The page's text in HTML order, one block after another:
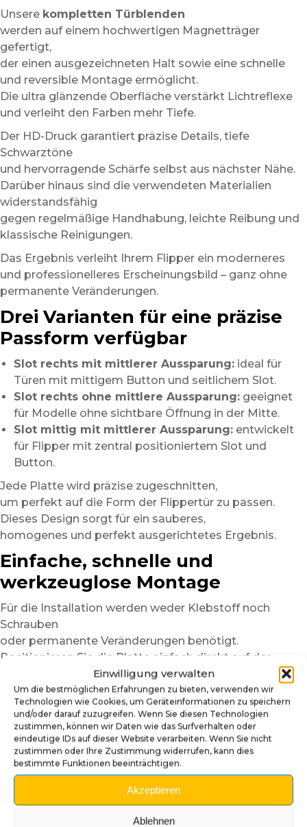
Einwilligung verwalten
Um die bestmöglichen Erfahrungen zu bieten, verwenden wir
Technologien wie Cookies, um Geräteinformationen zu speichern
und/oder darauf zuzugreifen. Wenn Sie diesen Technologien
zustimmen, können wir Daten wie das Surfverhalten oder
eindeutige IDs auf dieser Website verarbeiten. Wenn Sie nicht
zustimmen oder Ihre Zustimmung widerrufen, kann dies
bestimmte Funktionen beeinträchtigen.
Akzeptieren
Ablehnen
Unsere kompletten Türblenden
werden auf einem hochwertigen Magnetträger
gefertigt,
der einen ausgezeichneten Halt sowie eine schnelle
und reversible Montage ermöglicht.
Die ultra glänzende Oberfläche verstärkt Lichtreflexe
und verleiht den Farben mehr Tiefe.
Der HD-Druck garantiert präzise Details, tiefe
Schwarztöne
und hervorragende Schärfe selbst aus nächster Nähe.
Darüber hinaus sind die verwendeten Materialien
widerstandsfähig
gegen regelmäßige Handhabung, leichte Reibung und
klassische Reinigungen.
Das Ergebnis verleiht Ihrem Flipper ein moderneres
und professionelleres Erscheinungsbild – ganz ohne
permanente Veränderungen.
Drei Varianten für eine präzise
Passform verfügbar
Slot rechts mit mittlerer Aussparung: ideal für
Türen mit mittigem Button und seitlichem Slot.
Slot rechts ohne mittlere Aussparung: geeignet
für Modelle ohne sichtbare Öffnung in der Mitte.
Slot mittig mit mittlerer Aussparung: entwickelt
für Flipper mit zentral positioniertem Slot und
Button.
Jede Platte wird präzise zugeschnitten,
um perfekt auf die Form der Flippertür zu passen.
Dieses Design sorgt für ein sauberes,
homogenes und perfekt ausgerichtetes Ergebnis.
Einfache, schnelle und
werkzeuglose Montage
Für die Installation werden weder Klebstoff noch
Schrauben
oder permanente Veränderungen benötigt.
Positionieren Sie die Platte einfach direkt auf der
Der Magnetträger sorgt sofort für sicheren Halt.
Vor der Montage empfehlen wir,
die Metalloberfläche kurz zu reinigen,
um Staub oder Fettspuren zu entfernen.
Dieser Schritt verbessert die magnetische Haftung
und garantiert ein noch saubereres Finish.
Dank ihres magnetischen Designs können die Platten
problemlos entfernt oder ausgetauscht werden.